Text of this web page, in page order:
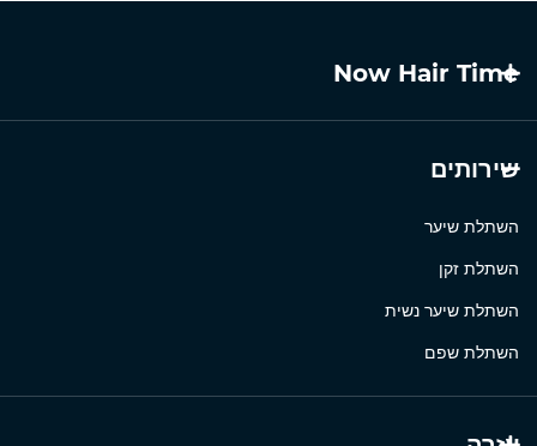
Now Hair Time
שירותים
השתלת שיער
השתלת זקן
השתלת שיער נשית
השתלת שפם